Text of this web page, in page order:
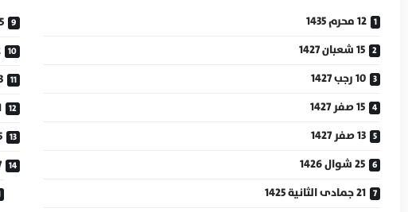
12 محرم 1435
15 شعبان 1427
10 رجب 1427
15 صفر 1427
13 صفر 1427
25 شوال 1426
21 جمادى الثانية 1425
5 محرم 1425
13
1
15
7